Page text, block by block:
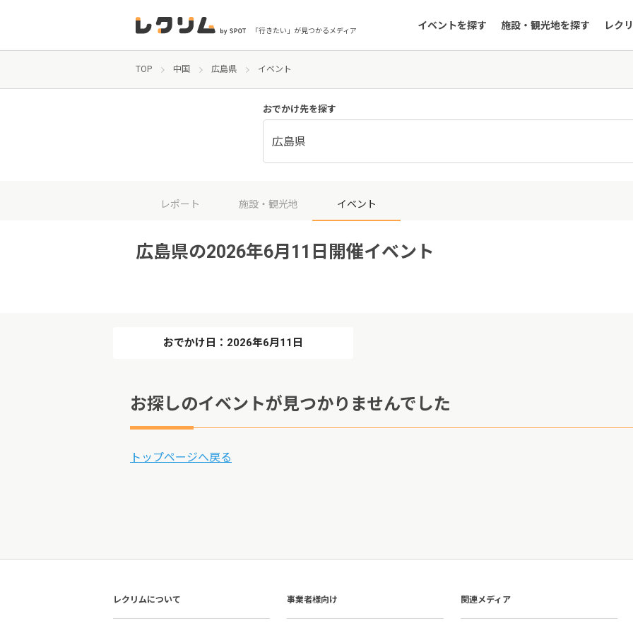
「行きたい」が見つかるメディア イベントを探す 施設・観光地を探す レク
TOP 中国 広島県 イベント
おでかけ先を探す
広島県
レポート 施設・観光地 イベント
広島県の2026年6月11日開催イベント
おでかけ日：2026年6月11日
お探しのイベントが見つかりませんでした
トップページへ戻る
レクリムについて 事業者様向け 関連メディア